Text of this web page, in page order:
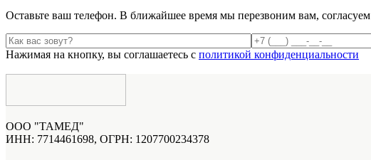
Оставьте ваш телефон. В ближайшее время мы перезвоним вам,
Нажимая на кнопку, вы соглашаетесь с политикой конфиденциальности
ООО "ТАМЕД"
ИНН: 7714461698, ОГРН: 1207700234378